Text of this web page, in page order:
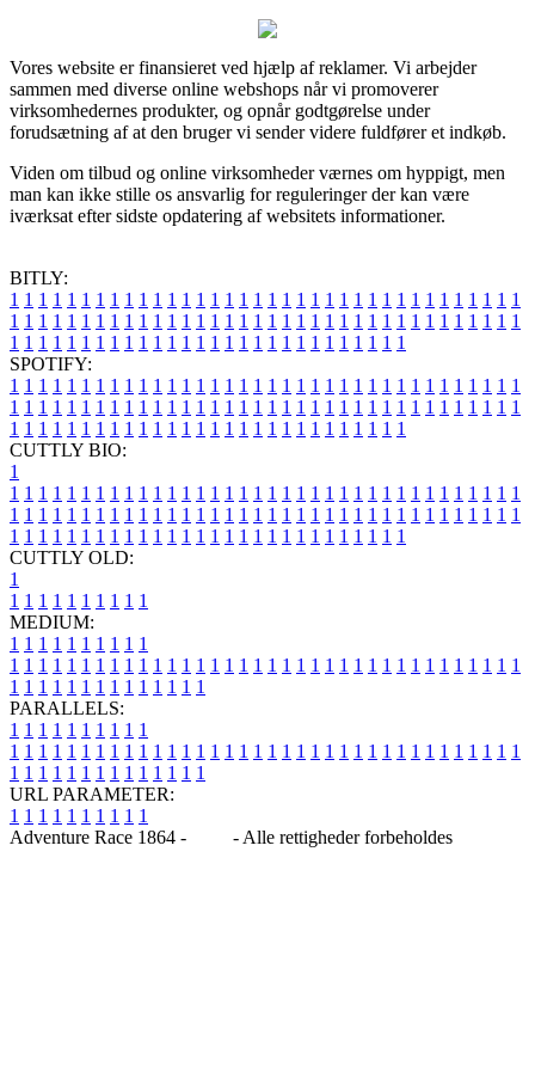
Vores website er finansieret ved hjælp af reklamer. Vi arbejder
sammen med diverse online webshops når vi promoverer
virksomhedernes produkter, og opnår godtgørelse under
forudsætning af at den bruger vi sender videre fuldfører et indkøb.
Viden om tilbud og online virksomheder værnes om hyppigt, men
man kan ikke stille os ansvarlig for reguleringer der kan være
iværksat efter sidste opdatering af websitets informationer.
BITLY:
1 1 1 1 1 1 1 1 1 1 1 1 1 1 1 1 1 1 1 1 1 1 1 1 1 1 1 1 1 1 1 1 1 1 1 1
1 1 1 1 1 1 1 1 1 1 1 1 1 1 1 1 1 1 1 1 1 1 1 1 1 1 1 1 1 1 1 1 1 1 1 1
1 1 1 1 1 1 1 1 1 1 1 1 1 1 1 1 1 1 1 1 1 1 1 1 1 1 1 1
SPOTIFY:
1 1 1 1 1 1 1 1 1 1 1 1 1 1 1 1 1 1 1 1 1 1 1 1 1 1 1 1 1 1 1 1 1 1 1 1
1 1 1 1 1 1 1 1 1 1 1 1 1 1 1 1 1 1 1 1 1 1 1 1 1 1 1 1 1 1 1 1 1 1 1 1
1 1 1 1 1 1 1 1 1 1 1 1 1 1 1 1 1 1 1 1 1 1 1 1 1 1 1 1
CUTTLY BIO:
1
1 1 1 1 1 1 1 1 1 1 1 1 1 1 1 1 1 1 1 1 1 1 1 1 1 1 1 1 1 1 1 1 1 1 1 1
1 1 1 1 1 1 1 1 1 1 1 1 1 1 1 1 1 1 1 1 1 1 1 1 1 1 1 1 1 1 1 1 1 1 1 1
1 1 1 1 1 1 1 1 1 1 1 1 1 1 1 1 1 1 1 1 1 1 1 1 1 1 1 1
CUTTLY OLD:
1
1 1 1 1 1 1 1 1 1 1
MEDIUM:
1 1 1 1 1 1 1 1 1 1
1 1 1 1 1 1 1 1 1 1 1 1 1 1 1 1 1 1 1 1 1 1 1 1 1 1 1 1 1 1 1 1 1 1 1 1
1 1 1 1 1 1 1 1 1 1 1 1 1 1
PARALLELS:
1 1 1 1 1 1 1 1 1 1
1 1 1 1 1 1 1 1 1 1 1 1 1 1 1 1 1 1 1 1 1 1 1 1 1 1 1 1 1 1 1 1 1 1 1 1
1 1 1 1 1 1 1 1 1 1 1 1 1 1
URL PARAMETER:
1 1 1 1 1 1 1 1 1 1
Adventure Race 1864 -
- Alle rettigheder forbeholdes